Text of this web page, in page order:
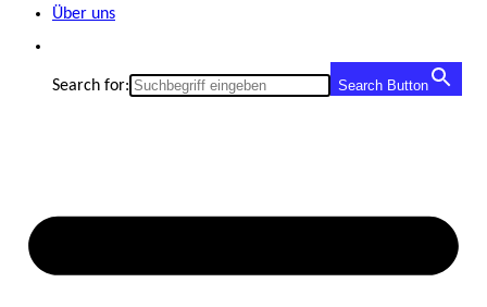
Über uns
Search for: Search Button